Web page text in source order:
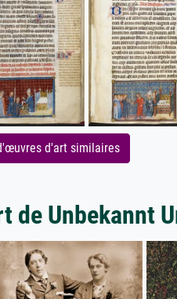
d'art similaires
de Unbekannt